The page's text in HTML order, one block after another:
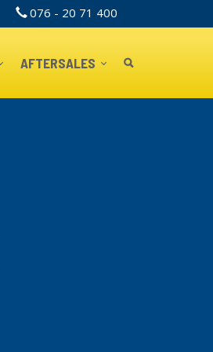
TOPBAR
076 - 20 71 400
AFTERSALES